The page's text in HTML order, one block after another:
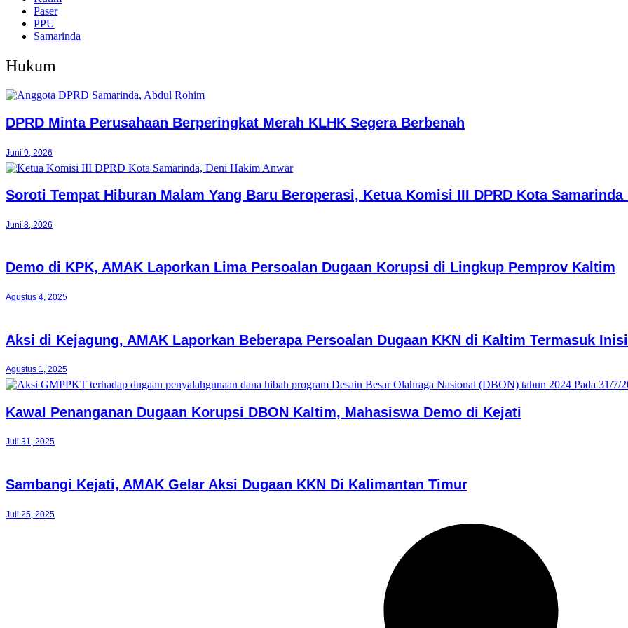
Paser
PPU
Samarinda
Hukum
DPRD Minta Perusahaan Berperingkat Merah KLHK Segera Berbenah
Juni 9, 2026
Soroti Tempat Hiburan Malam Yang Baru Beroperasi, Ketua Komisi III DPRD Kota
Juni 8, 2026
Demo di KPK, AMAK Laporkan Lima Persoalan Dugaan Korupsi di Lingkup Pemprov Kaltim
Agustus 4, 2025
Aksi di Kejagung, AMAK Laporkan Beberapa Persoalan Dugaan KKN di Kaltim Termasuk
Agustus 1, 2025
Kawal Penanganan Dugaan Korupsi DBON Kaltim, Mahasiswa Demo di Kejati
Juli 31, 2025
Sambangi Kejati, AMAK Gelar Aksi Dugaan KKN Di Kalimantan Timur
Juli 25, 2025